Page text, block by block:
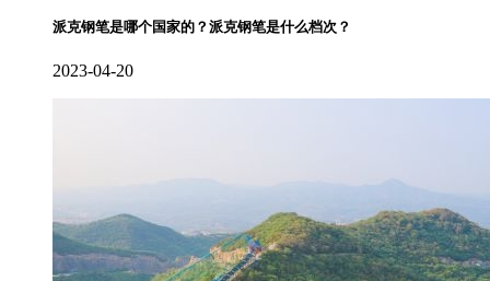
派克钢笔是哪个国家的？派克钢笔是什么档次？
2023-04-20